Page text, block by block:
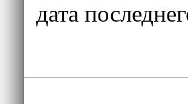
дата